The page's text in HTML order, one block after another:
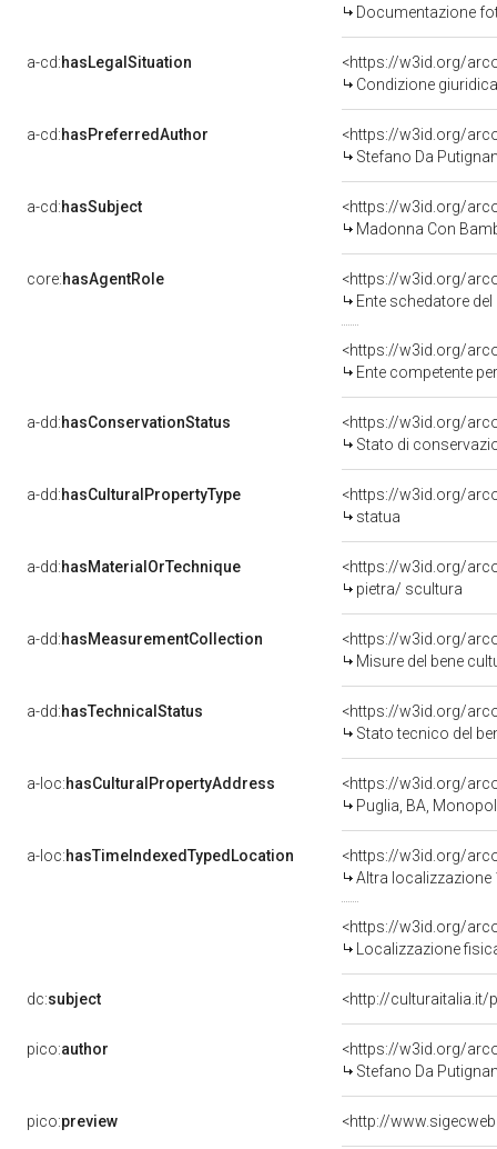
Documentazione
a-cd:hasLegalSituation
Condizione
a-cd:hasPreferredAuthor
<https://w3id.org/
Stefano Da
a-cd:hasSubject
<https://w3id.org/
Madonna Con
core:hasAgentRole
<https://w3id.org/
Ente schedatore del
<https://w3id.org/
Ente competente per
a-dd:hasConservationStatus
<https://w3id.org/
Stato di
a-dd:hasCulturalPropertyType
<https://w3id.org/
statua
a-dd:hasMaterialOrTechnique
<https://w3id.org/
pietra/ scultura
a-dd:hasMeasurementCollection
<https://w3id.org/
Misure del bene
a-dd:hasTechnicalStatus
<https://w3id.org/
Stato tecnico del
a-loc:hasCulturalPropertyAddress
<https://w3id.org/
Puglia, BA,
a-loc:hasTimeIndexedTypedLocation
<https://w3id.org/
Altra localizzazione
<https://w3id.org/
Localizzazione
dc:subject <http://culturaitalia.it/
pico:author
<https://w3id.org/
Stefano Da
pico:preview <http://